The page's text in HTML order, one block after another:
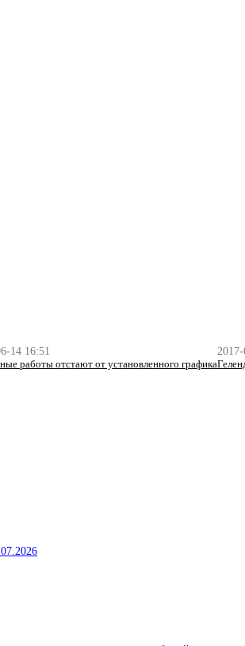
14 16:51
работы отстают от установленного графика